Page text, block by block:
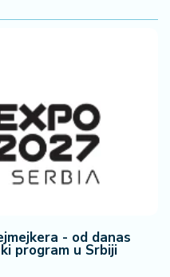
- od danas
program u Srbiji